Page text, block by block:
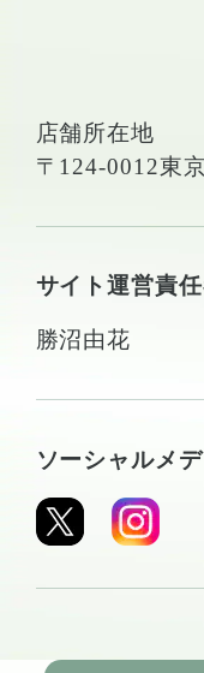
店舗所在地
〒124-0012東
サイト運営責
勝沼由花
ソーシャルメ